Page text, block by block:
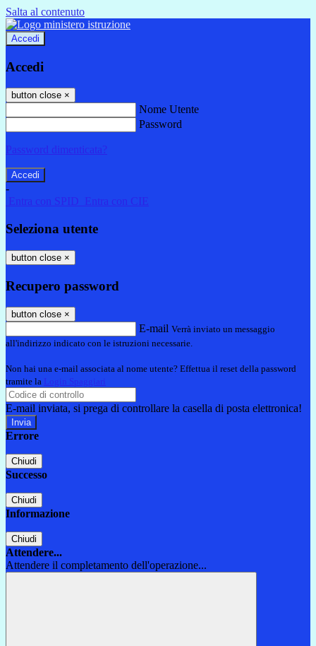
Salta al contenuto
Accedi
Accedi
button close ×
Nome Utente
Password
Password dimenticata?
-
Entra con SPID
Entra con CIE
Seleziona utente
button close ×
Recupero password
button close ×
E-mail Verrà inviato un messaggio
all'indirizzo indicato con le istruzioni necessarie.
Non hai una e-mail associata al nome utente? Effettua il reset della password
tramite la Login Spaggiari
E-mail inviata, si prega di controllare la casella di posta elettronica!
Errore
Chiudi
Successo
Chiudi
Informazione
Chiudi
Attendere...
Attendere il completamento dell'operazione...